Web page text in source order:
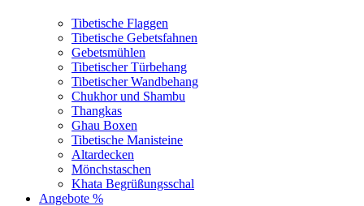
Tibetische Flaggen
Tibetische Gebetsfahnen
Gebetsmühlen
Tibetischer Türbehang
Tibetischer Wandbehang
Chukhor und Shambu
Thangkas
Ghau Boxen
Tibetische Manisteine
Altardecken
Mönchstaschen
Khata Begrüßungsschal
Angebote %